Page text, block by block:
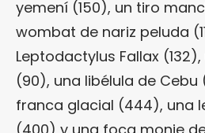
yemení (150), un tiro
wombat de nariz peluda
Leptodactylus Fallax
(90), una libélula de
franca glacial (444), una